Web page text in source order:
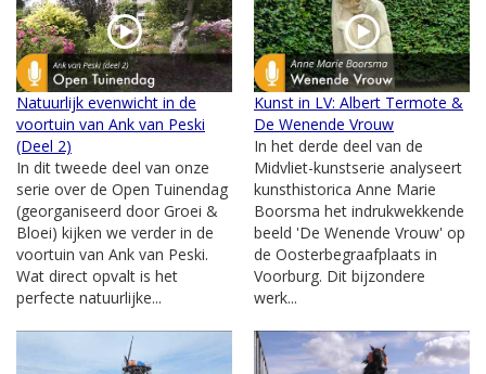
Natuurlijk evenwicht in de
voortuin van Ank van Peski
(Deel 2)
In dit tweede deel van onze
serie over de Open Tuinendag
(georganiseerd door Groei &
Bloei) kijken we verder in de
voortuin van Ank van Peski.
Wat direct opvalt is het
perfecte natuurlijke...
Kunst in LV: Albert Termote &
De Wenende Vrouw
In het derde deel van de
Midvliet-kunstserie analyseert
kunsthistorica Anne Marie
Boorsma het indrukwekkende
beeld 'De Wenende Vrouw' op
de Oosterbegraafplaats in
Voorburg. Dit bijzondere
werk...